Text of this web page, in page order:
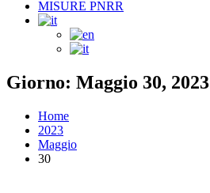
MISURE PNRR
Giorno: Maggio 30, 2023
Home
2023
Maggio
30